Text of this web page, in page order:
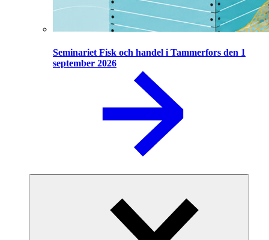
Seminariet Fisk och handel i Tammerfors den 1
september 2026